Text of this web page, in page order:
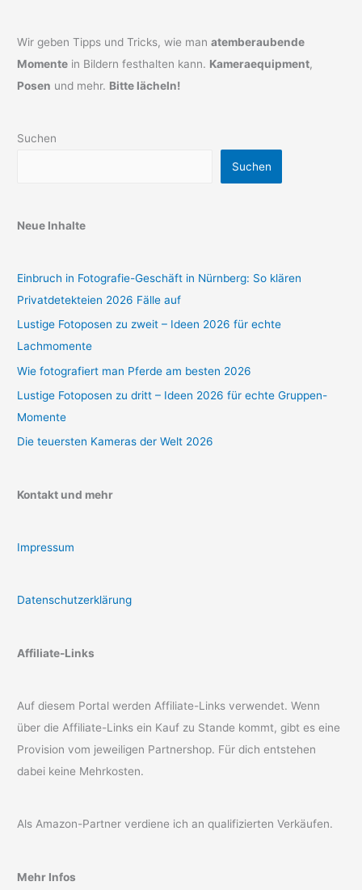
Wir geben Tipps und Tricks, wie manatemberaubende
Momente in Bildern festhalten kann. Kameraequipment,
Posen und mehr. Bitte lächeln!
Suchen
Suchen
Neue Inhalte
Einbruch in Fotografie-Geschäft in Nürnberg: So klären
Privatdetekteien 2026 Fälle auf
Lustige Fotoposen zu zweit – Ideen 2026 für echte
Lachmomente
Wie fotografiert man Pferde am besten 2026
Lustige Fotoposen zu dritt – Ideen 2026 für echte Gruppen-
Momente
Die teuersten Kameras der Welt 2026
Kontakt und mehr
Impressum
Datenschutzerklärung
Affiliate-Links
Auf diesem Portal werden Affiliate-Links verwendet. Wenn
über die Affiliate-Links ein Kauf zu Stande kommt, gibt es eine
Provision vom jeweiligen Partnershop. Für dich entstehen
dabei keine Mehrkosten.
Als Amazon-Partner verdiene ich an qualifizierten Verkäufen.
Mehr Infos